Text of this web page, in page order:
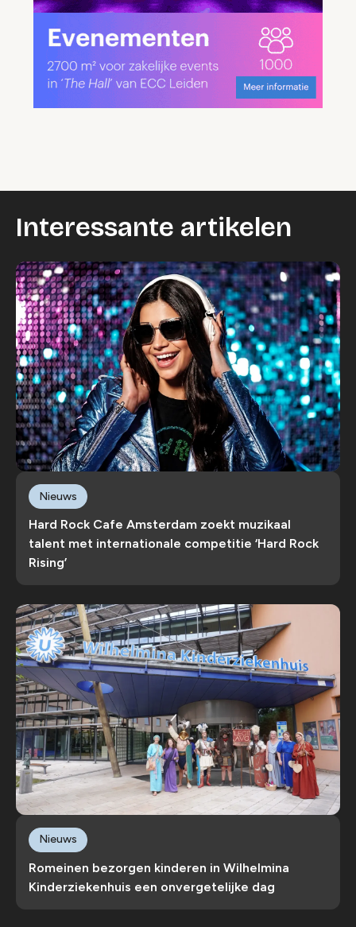
Interessante artikelen
Hard Rock Cafe Amsterdam zoekt muzikaal
talent met internationale competitie ‘Hard Rock
Rising’
Nieuws
Romeinen bezorgen kinderen in Wilhelmina
Kinderziekenhuis een onvergetelijke dag
Nieuws